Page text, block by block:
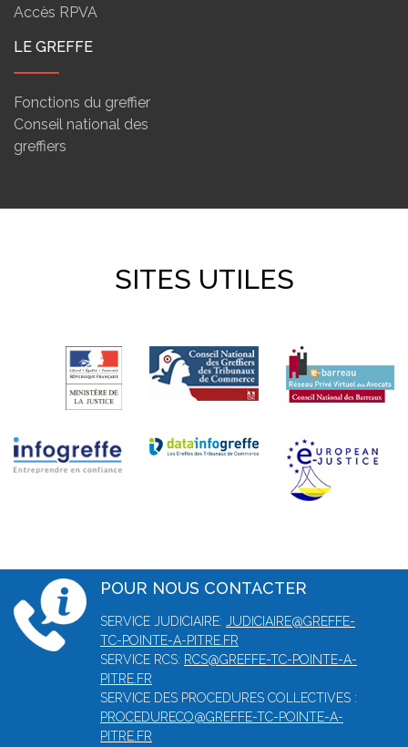
Accès RPVA
LE GREFFE
Fonctions du greffier
Conseil national des
greffiers
SITES UTILES
POUR NOUS CONTACTER
SERVICE JUDICIAIRE: JUDICIAIRE@GREFFE-
TC-POINTE-A-PITRE.FR
SERVICE RCS: RCS@GREFFE-TC-POINTE-A-
PITRE.FR
SERVICE DES PROCEDURES COLLECTIVES :
PROCEDURECO@GREFFE-TC-POINTE-A-
PITRE.FR